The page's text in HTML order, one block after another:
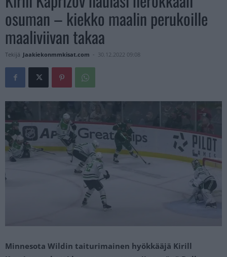
osuman – kiekko maalin perukoille
maaliviivan takaa
Tekijä Jaakiekonmmkisat.com - 30.12.2022 09:08
Minnesota Wildin taiturimainen hyökkääjä Kirill